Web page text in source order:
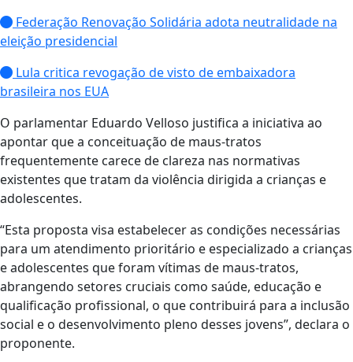
Federação Renovação Solidária adota neutralidade na
eleição presidencial
Lula critica revogação de visto de embaixadora
brasileira nos EUA
O parlamentar Eduardo Velloso justifica a iniciativa ao
apontar que a conceituação de maus-tratos
frequentemente carece de clareza nas normativas
existentes que tratam da violência dirigida a crianças e
adolescentes.
“Esta proposta visa estabelecer as condições necessárias
para um atendimento prioritário e especializado a crianças
e adolescentes que foram vítimas de maus-tratos,
abrangendo setores cruciais como saúde, educação e
qualificação profissional, o que contribuirá para a inclusão
social e o desenvolvimento pleno desses jovens”, declara o
proponente.